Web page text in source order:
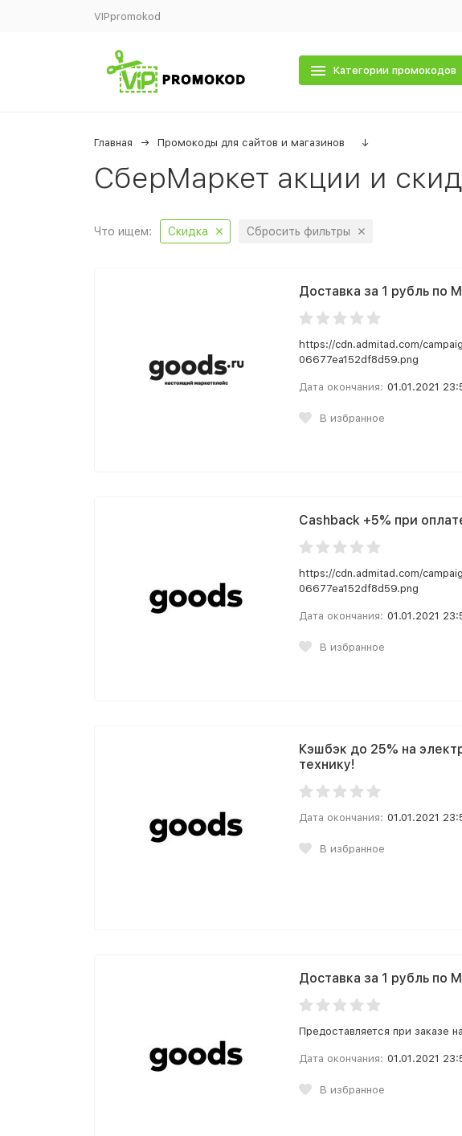
VIPpromokod
Категории промокодов
Главная Промокоды для сайтов и магазинов ↓
СберМаркет акции и
Что ищем: Скидка Сбросить фильтры
Доставка за 1 рубль по
https://cdn.admitad.com/
06677ea152df8d59.png
Дата окончания: 01.01.2021
В избранное
Cashback +5% при
https://cdn.admitad.com/
06677ea152df8d59.png
Дата окончания: 01.01.2021
В избранное
Кэшбэк до 25% на
технику!
Дата окончания: 01.01.2021
В избранное
Доставка за 1 рубль по
Предоставляется при заказе
Дата окончания: 01.01.2021
В избранное